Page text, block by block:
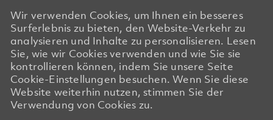
Wir verwenden Cookies, um Ihnen ein besseres
Surferlebnis zu bieten, den Website-Verkehr zu
analysieren und Inhalte zu personalisieren. Lesen
Sie, wie wir Cookies verwenden und wie Sie sie
kontrollieren können, indem Sie unsere Seite
Cookie-Einstellungen besuchen. Wenn Sie diese
Website weiterhin nutzen, stimmen Sie der
Verwendung von Cookies zu.